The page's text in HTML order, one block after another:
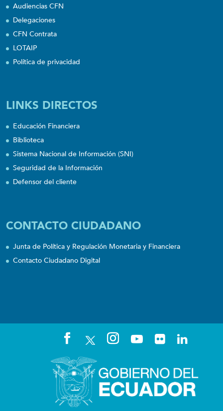
Audiencias CFN
Delegaciones
CFN Contrata
LOTAIP
Política de privacidad
LINKS DIRECTOS
Educación Financiera
Biblioteca
Sistema Nacional de Información (SNI)
Seguridad de la Información
Defensor del cliente
CONTACTO CIUDADANO
Junta de Política y Regulación Monetaria y Financiera
Contacto Ciudadano Digital